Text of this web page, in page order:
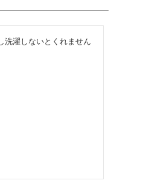
洗濯しないとくれません